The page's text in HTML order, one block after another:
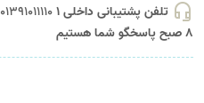
headset_mic تلفن پشتیبانی داخلی 1 01391011110 - 09034646082
8 صبح پاسخگو شما هستیم